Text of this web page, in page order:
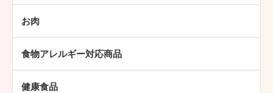
その他
チキン加工品
パン・ピザ
お肉
鶏肉
食物アレルギー対応商品
健康食品